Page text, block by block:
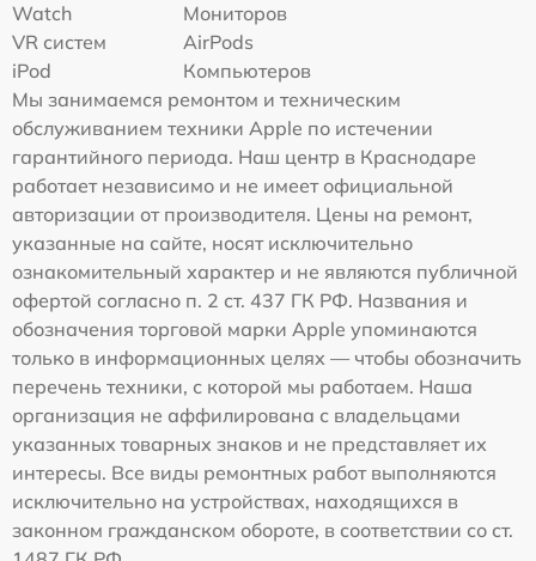
Watch
Мониторов
VR систем
AirPods
iPod
Компьютеров
Мы занимаемся ремонтом и техническим
обслуживанием техники Apple по истечении
гарантийного периода. Наш центр в Краснодаре
работает независимо и не имеет официальной
авторизации от производителя. Цены на ремонт,
указанные на сайте, носят исключительно
ознакомительный характер и не являются публичной
офертой согласно п. 2 ст. 437 ГК РФ. Названия и
обозначения торговой марки Apple упоминаются
только в информационных целях — чтобы обозначить
перечень техники, с которой мы работаем. Наша
организация не аффилирована с владельцами
указанных товарных знаков и не представляет их
интересы. Все виды ремонтных работ выполняются
исключительно на устройствах, находящихся в
законном гражданском обороте, в соответствии со ст.